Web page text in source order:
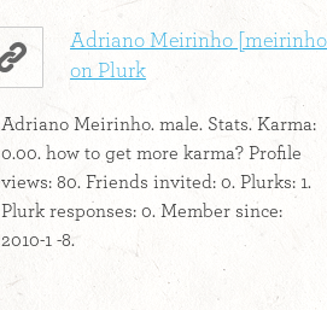
Adriano Meirinho
on Plurk
Adriano Meirinho. male. Stats. Karma:
0.00. how to get more karma? Profile
views: 80. Friends invited: 0. Plurks: 1.
Plurk responses: 0. Member since:
2010-1 -8.